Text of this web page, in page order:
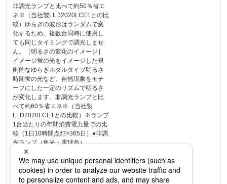
非調光ランプと比べて約50％省エ
ネ※（当社製LLD2020LCE1との比
較）ゆらぎの波形はランダムで変
化するため、複数台同時に使用し
ても同じタイミングで調光しませ
ん。［明るさの変化のイメージ］
イメージ蛍の光をイメージした規
則的なゆらぎホタルタイプ明るさ
時間蛍の光など、自然現象をモチ
ーフにした一定のリズムで明るさ
が変化します。非調光ランプと比
べて約60％省エネ※（当社製
LLD2020LCE1との比較）※ランプ
1台当たりの年間消費電力量での比
較（1日10時間点灯×365日）●非調
光ランプ（集光・電球色）
LLD2020LCE1…18.25ｋWh/年●ゆ
らぎ点灯タイプ（キャンドルタイ
プ）LLD20206CM1…7.74ｋWh/
年、ゆらぎ点灯タイプ（ホタルタ